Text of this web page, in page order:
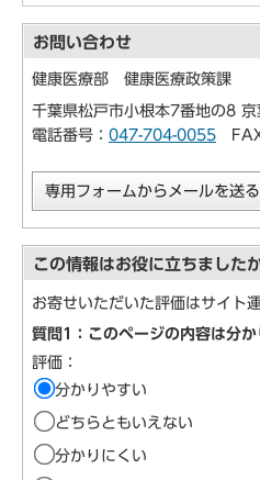
お問い合わせ
健康医療部 健康医療政策課
千葉県松戸市小根本7番地の8
電話番号： 047-704-0055
専用フォームからメールを送る
この情報はお役に立ちました
お寄せいただいた評価はサイト
質問1：このページの内容は分
評価：
分かりやすい
どちらともいえない
分かりにくい